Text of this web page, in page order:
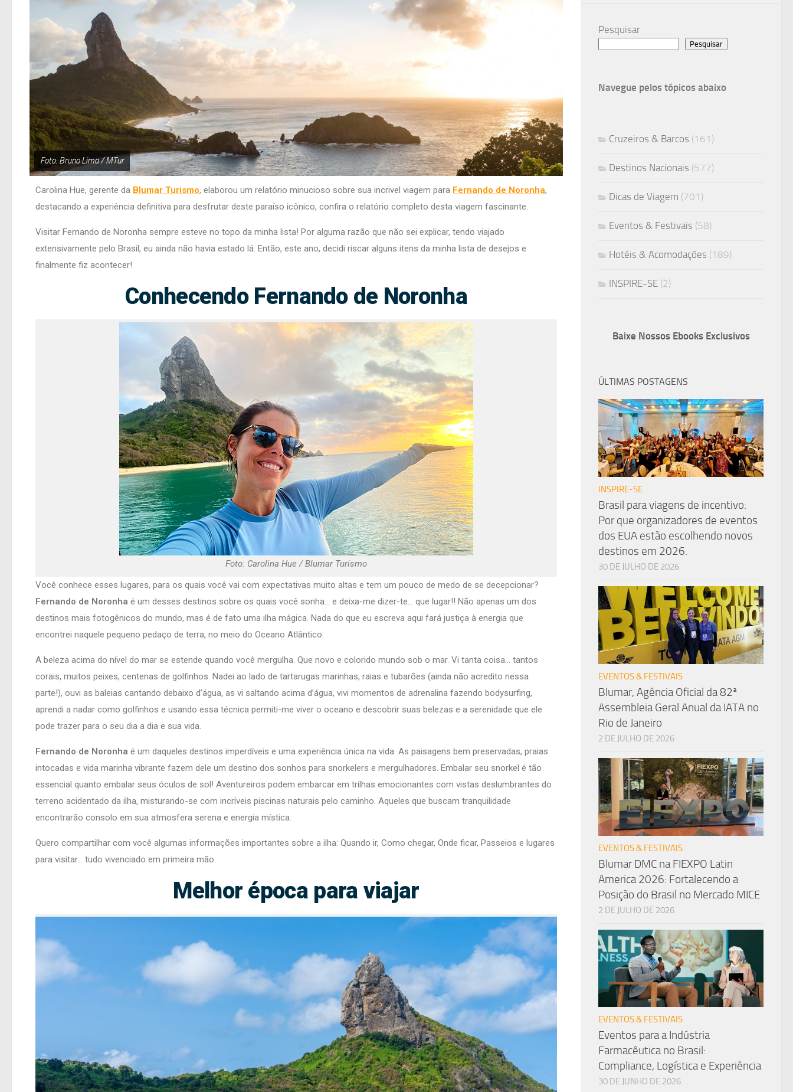
Foto: Bruno Lima / MTur
Carolina Hue, gerente da Blumar Turismo, elaborou um relatório minucioso sobre sua incrivel viagem para Fernando de Noronha,
destacando a experiência definitiva para desfrutar deste paraíso icônico, confira o relatório completo desta viagem fascinante.
Visitar Fernando de Noronha sempre esteve no topo da minha lista! Por alguma razão que não sei explicar, tendo viajado
extensivamente pelo Brasil, eu ainda não havia estado lá. Então, este ano, decidi riscar alguns itens da minha lista de desejos e
finalmente fiz acontecer!
Conhecendo Fernando de Noronha
Foto: Carolina Hue / Blumar Turismo
Você conhece esses lugares, para os quais você vai com expectativas muito altas e tem um pouco de medo de se decepcionar?
Fernando de Noronha é um desses destinos sobre os quais você sonha… e deixa-me dizer-te… que lugar!! Não apenas um dos
destinos mais fotogênicos do mundo, mas é de fato uma ilha mágica. Nada do que eu escreva aqui fará justiça à energia que
encontrei naquele pequeno pedaço de terra, no meio do Oceano Atlântico.
A beleza acima do nível do mar se estende quando você mergulha. Que novo e colorido mundo sob o mar. Vi tanta coisa… tantos
corais, muitos peixes, centenas de golfinhos. Nadei ao lado de tartarugas marinhas, raias e tubarões (ainda não acredito nessa
parte!), ouvi as baleias cantando debaixo d’água, as vi saltando acima d’água, vivi momentos de adrenalina fazendo bodysurfing,
aprendi a nadar como golfinhos e usando essa técnica permiti-me viver o oceano e descobrir suas belezas e a serenidade que ele
pode trazer para o seu dia a dia e sua vida.
Fernando de Noronha é um daqueles destinos imperdíveis e uma experiência única na vida. As paisagens bem preservadas, praias
intocadas e vida marinha vibrante fazem dele um destino dos sonhos para snorkelers e mergulhadores. Embalar seu snorkel é tão
essencial quanto embalar seus óculos de sol! Aventureiros podem embarcar em trilhas emocionantes com vistas deslumbrantes do
terreno acidentado da ilha, misturando-se com incríveis piscinas naturais pelo caminho. Aqueles que buscam tranquilidade
encontrarão consolo em sua atmosfera serena e energia mística.
Quero compartilhar com você algumas informações importantes sobre a ilha: Quando ir, Como chegar, Onde ficar, Passeios e lugares
para visitar… tudo vivenciado em primeira mão.
Melhor época para viajar
Pesquisar
Pesquisar
Navegue pelos tópicos abaixo
Cruzeiros & Barcos (161)
Destinos Nacionais (577)
Dicas de Viagem (701)
Eventos & Festivais (58)
Hotéis & Acomodações (189)
INSPIRE-SE (2)
Baixe Nossos Ebooks Exclusivos
ÚLTIMAS POSTAGENS
INSPIRE-SE
Brasil para viagens de incentivo:
Por que organizadores de eventos
dos EUA estão escolhendo novos
destinos em 2026.
30 DE JULHO DE 2026
EVENTOS & FESTIVAIS
Blumar, Agência Oficial da 82ª
Assembleia Geral Anual da IATA no
Rio de Janeiro
2 DE JULHO DE 2026
EVENTOS & FESTIVAIS
Blumar DMC na FIEXPO Latin
America 2026: Fortalecendo a
Posição do Brasil no Mercado MICE
2 DE JULHO DE 2026
EVENTOS & FESTIVAIS
Eventos para a Indústria
Farmacêutica no Brasil:
Compliance, Logística e Experiência
30 DE JUNHO DE 2026